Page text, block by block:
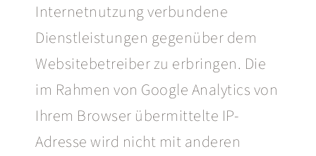
Internetnutzung verbundene
Dienstleistungen gegenüber dem
Websitebetreiber zu erbringen. Die
im Rahmen von Google Analytics von
Ihrem Browser übermittelte IP-
Adresse wird nicht mit anderen